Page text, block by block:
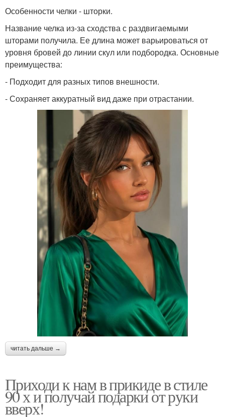
Особенности челки - шторки.
Название челка из-за сходства с раздвигаемыми
шторами получила. Ее длина может варьироваться от
уровня бровей до линии скул или подбородка. Основные
преимущества:
- Подходит для разных типов внешности.
- Сохраняет аккуратный вид даже при отрастании.
читать дальше →
Приходи к нам в прикиде в стиле
90 х и получай подарки от руки
вверх!